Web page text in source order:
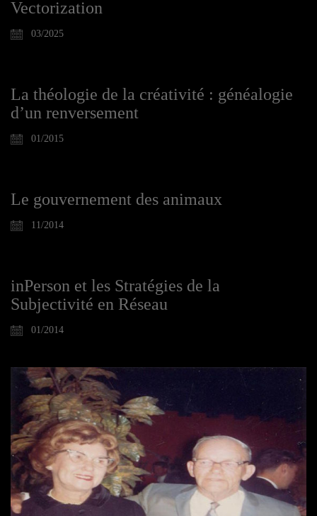
Vectorization
03/2025
La théologie de la créativité : généalogie
d’un renversement
01/2015
Le gouvernement des animaux
11/2014
inPerson et les Stratégies de la
Subjectivité en Réseau
01/2014